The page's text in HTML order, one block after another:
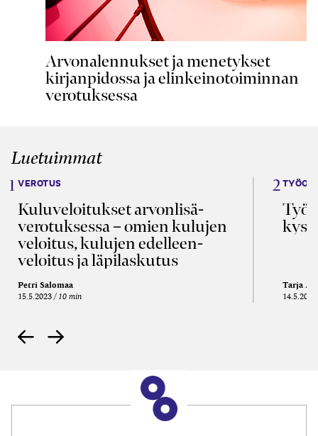
Arvonalennukset ja menetykset
kirjanpidossa ja elinkeinotoiminnan
verotuksessa
Luetuimmat
VEROTUS
Kulu­veloitukset arvon­lisä­
verotuksessa – omien kulujen
veloitus, kulujen edelleen­
veloitus ja läpi­laskutus
Petri Salomaa
15.5.2023 10 min
Tarja
14.5.2021